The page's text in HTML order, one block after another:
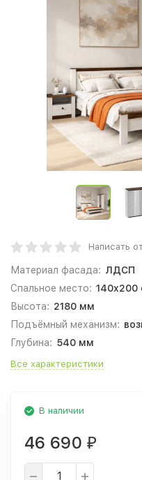
Написать
Материал фасада: ЛДСП
Спальное место: 140x200
Высота: 2180 мм
Подъёмный механизм:
Глубина: 540 мм
Все характеристики
В наличии
46 690 ₽